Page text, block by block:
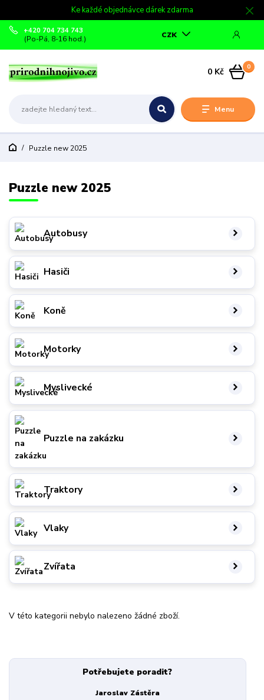
Ke každé objednávce dárek zdarma
Menu
CZK
+420 704 734 743
(Po-Pá, 8-16 hod.)
0
0 Kč
Puzzle new 2025
Puzzle new 2025
Autobusy
Hasiči
Koně
Motorky
Myslivecké
Puzzle na zakázku
Traktory
Vlaky
Zvířata
V této kategorii nebylo nalezeno žádné zboží.
Potřebujete poradit?
Jaroslav Zástěra